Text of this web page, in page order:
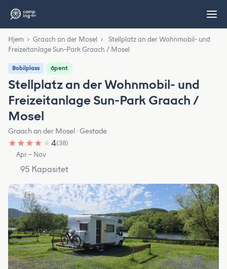
Hjem › Graach an der Mosel ›
Stellplatz an der Wohnmobil- und
Freizeitanlage Sun-Park Graach / Mosel
Bobilplass åpent
Stellplatz an der Wohnmobil- und
Freizeitanlage Sun-Park Graach /
Mosel
Graach an der Mosel · Gestade
★ ★ ★ ★ ★4(38)
Apr – Nov
95 Kapasitet